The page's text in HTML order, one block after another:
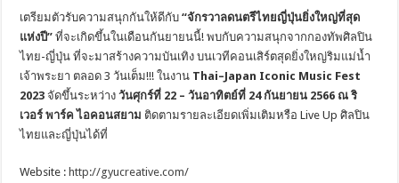
เตรียมตัวรับความสนุกกันให้ดีกับ“จักรวาลดนตรีไทยญี่ปุ่นยิ่งใหญ่ที่สุด
แห่งปี” ที่จะเกิดขึ้นในเดือนกันยายนนี้! พบกับความสนุกจากกองทัพศิลปิน
ไทย-ญี่ปุ่น ที่จะมาสร้างความบันเทิง บนเวทีคอนเสิร์ตสุดยิ่งใหญ่ริมแม่น้ำ
เจ้าพระยา ตลอด 3 วันเต็ม!!! ในงาน Thai–Japan Iconic Music Fest
2023 จัดขึ้นระหว่างวันศุกร์ที่ 22 – วันอาทิตย์ที่ 24 กันยายน 2566 ณ ริ
เวอร์ พาร์ค ไอคอนสยาม ติดตามรายละเอียดเพิ่มเติมหรือ Live Up ศิลปิน
ไทยและญี่ปุ่นได้ที่
Website :http://gyucreative.com/